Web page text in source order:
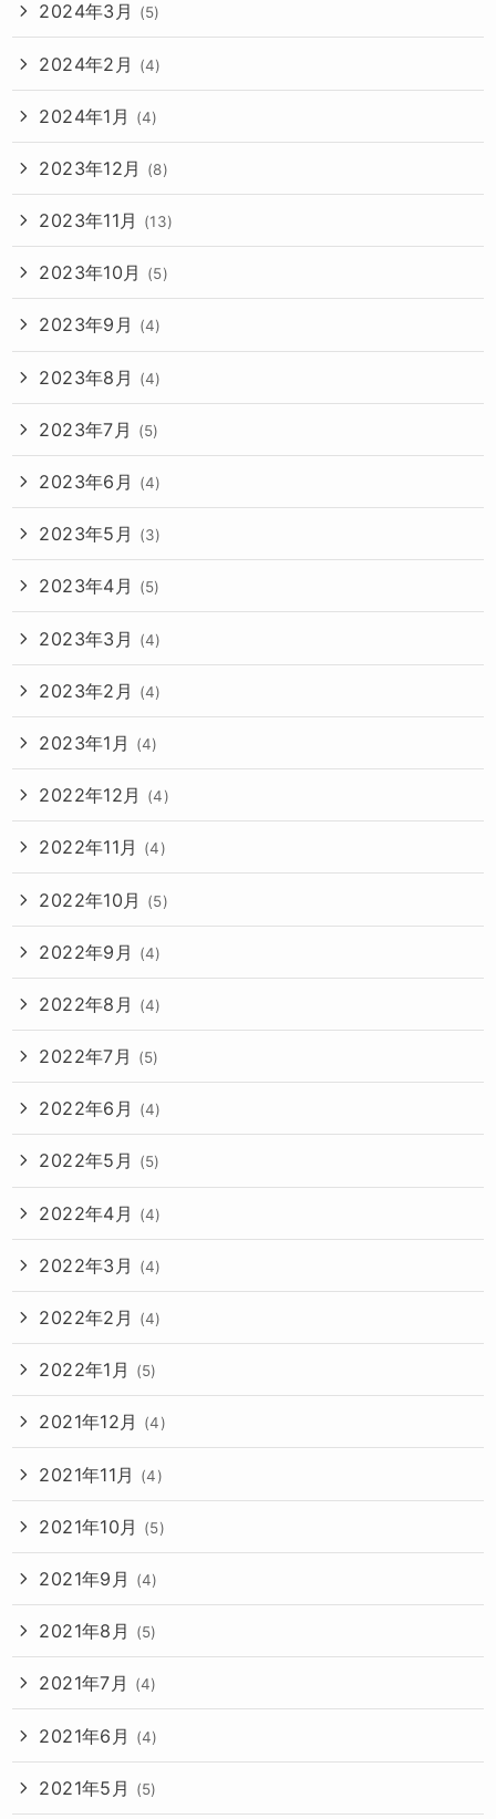
2024年3月 (5)
2024年2月 (4)
2024年1月 (4)
2023年12月 (8)
2023年11月 (13)
2023年10月 (5)
2023年9月 (4)
2023年8月 (4)
2023年7月 (5)
2023年6月 (4)
2023年5月 (3)
2023年4月 (5)
2023年3月 (4)
2023年2月 (4)
2023年1月 (4)
2022年12月 (4)
2022年11月 (4)
2022年10月 (5)
2022年9月 (4)
2022年8月 (4)
2022年7月 (5)
2022年6月 (4)
2022年5月 (5)
2022年4月 (4)
2022年3月 (4)
2022年2月 (4)
2022年1月 (5)
2021年12月 (4)
2021年11月 (4)
2021年10月 (5)
2021年9月 (4)
2021年8月 (5)
2021年7月 (4)
2021年6月 (4)
2021年5月 (5)